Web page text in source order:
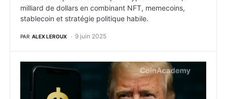
milliard de dollars en combinant NFT, memecoins,
stablecoin et stratégie politique habile.
PAR ALEX LEROUX 9 juin 2025
Un Wallet TRUMP fait surface, les fils du président